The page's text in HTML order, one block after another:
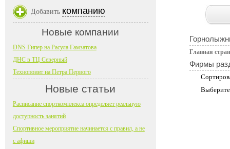
Главная
Фирмы
Добавить компанию
Новые компании
DNS Гипер на Расула Гамзатова
ДНС в ТЦ Северный
Технопоинт на Петра Первого
Новые статьи
Расписание спорткомплекса определяет реальную
доступность занятий
Спортивное мероприятие начинается с правил, а не
с афиши